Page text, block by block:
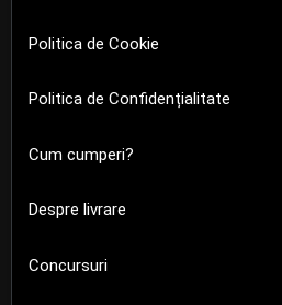
Politica de Cookie
Politica de Confidențialitate
Cum cumperi?
Despre livrare
Concursuri